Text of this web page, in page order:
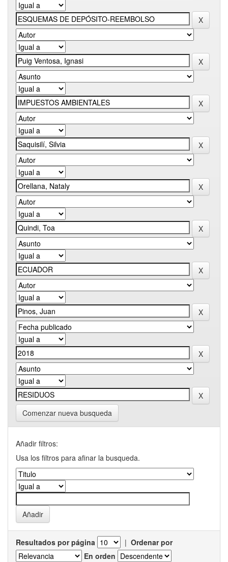
Comenzar nueva busqueda
Añadir filtros:
Usa los filtros para afinar la busqueda.
Resultados por página | Ordenar por
En orden